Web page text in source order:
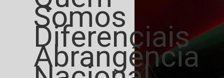
Somos
Diferenciais
Abrangência